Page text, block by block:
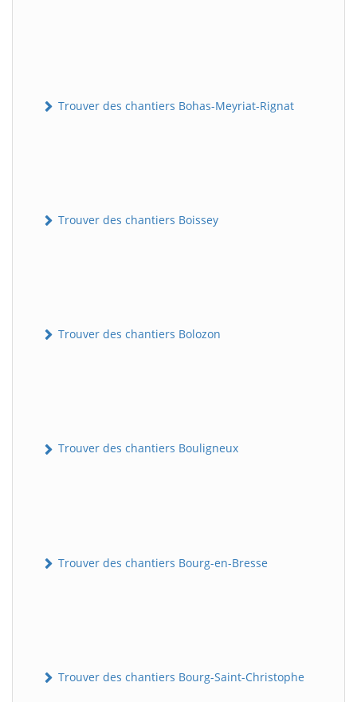
Trouver des chantiers Bohas-Meyriat-Rignat
Trouver des chantiers Boissey
Trouver des chantiers Bolozon
Trouver des chantiers Bouligneux
Trouver des chantiers Bourg-en-Bresse
Trouver des chantiers Bourg-Saint-Christophe